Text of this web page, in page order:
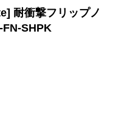
耐衝撃フリップノ
FN-SHPK